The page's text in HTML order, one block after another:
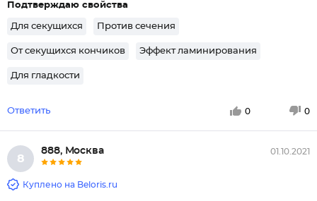
Подтверждаю свойства
Для секущихся Против сечения
От секущихся кончиков Эффект ламинирования
Для гладкости
Ответить 0 0
8
888, Москва 01.10.2021
Куплено на Beloris.ru